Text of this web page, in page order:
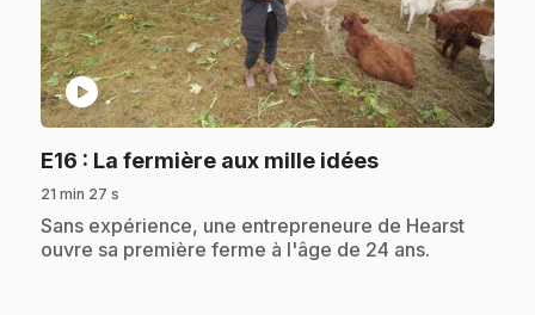
play_circle
E16 : La fermière aux mille idées.
21 min 27 s
.Sans expérience, une entrepreneure de Hearst
ouvre sa première ferme à l'âge de 24 ans.